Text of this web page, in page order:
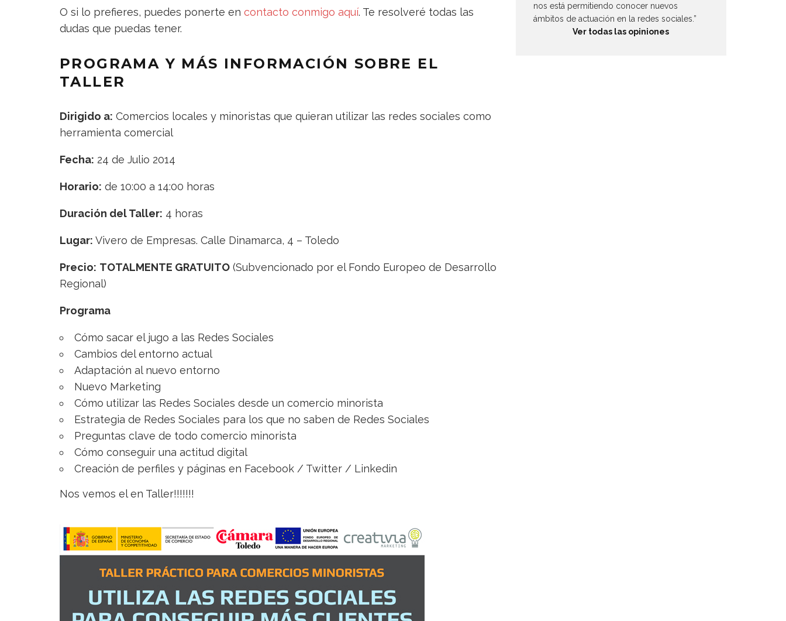
O si lo prefieres, puedes ponerte en contacto conmigo aquí. Te resolveré todas las
dudas que puedas tener.
PROGRAMA Y MÁS INFORMACIÓN SOBRE EL
TALLER
Dirigido a: Comercios locales y minoristas que quieran utilizar las redes sociales como
herramienta comercial
Fecha: 24 de Julio 2014
Horario: de 10:00 a 14:00 horas
Duración del Taller: 4 horas
Lugar: Vivero de Empresas. Calle Dinamarca, 4 – Toledo
Precio: TOTALMENTE GRATUITO (Subvencionado por el Fondo Europeo de Desarrollo
Regional)
Programa
Cómo sacar el jugo a las Redes Sociales
Cambios del entorno actual
Adaptación al nuevo entorno
Nuevo Marketing
Cómo utilizar las Redes Sociales desde un comercio minorista
Estrategia de Redes Sociales para los que no saben de Redes Sociales
Preguntas clave de todo comercio minorista
Cómo conseguir una actitud digital
Creación de perfiles y páginas en Facebook / Twitter / Linkedin
Nos vemos el en Taller!!!!!!!
nos está permitiendo conocer nuevos
ámbitos de actuación en la redes sociales.”
Ver todas las opiniones